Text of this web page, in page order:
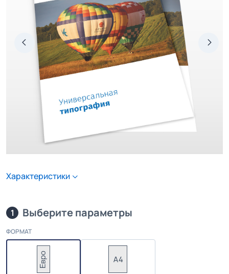
Характеристики
1 Выберите параметры
ФОРМАТ